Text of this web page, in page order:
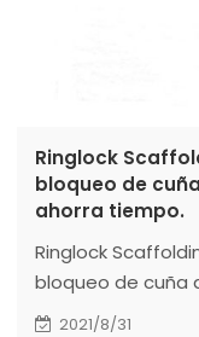
Ringlock
bloqueo de
ahorra tiempo.
Ringlock
bloqueo de cuña
tiempo.
2021/8/31